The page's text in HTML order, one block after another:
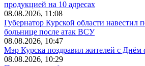
продукцией на 10 адресах
08.08.2026, 11:08
Губернатор Курской области навестил
больнице после атак ВСУ
08.08.2026, 10:47
Мэр Курска поздравил жителей с Днём
08.08.2026, 10:29